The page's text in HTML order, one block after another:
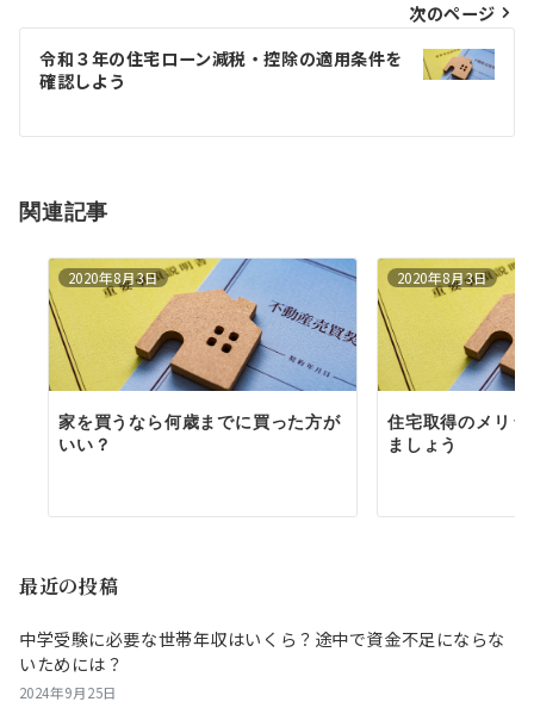
ビ
ゲ
ー
シ
ン
次のページ
令和３年の住宅ローン減税・控除の適用条件を
確認しよう
関連記事
2020年8月3日
家を買うなら何歳までに買った方が
いい？
2020年8月3日
住宅取得のメリ
ましょう
最近の投稿
中学受験に必要な世帯年収はいくら？途中で資金不足にならな
いためには？
2024年9月25日